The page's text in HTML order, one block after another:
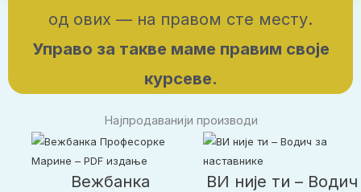
од ових — на правом сте месту.
Управо за такве маме правим своје
курсеве.
Најпродаванији производи
Вежбанка
ВИ није ти – Водич